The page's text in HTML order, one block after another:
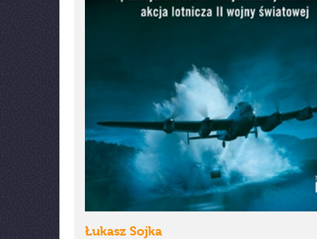
Łukasz Sojka